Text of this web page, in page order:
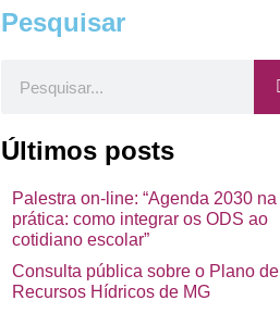
m
Pesquisar
Últimos posts
Palestra on-line: “Agenda 2030 na
prática: como integrar os ODS ao
cotidiano escolar”
Consulta pública sobre o Plano de
Recursos Hídricos de MG